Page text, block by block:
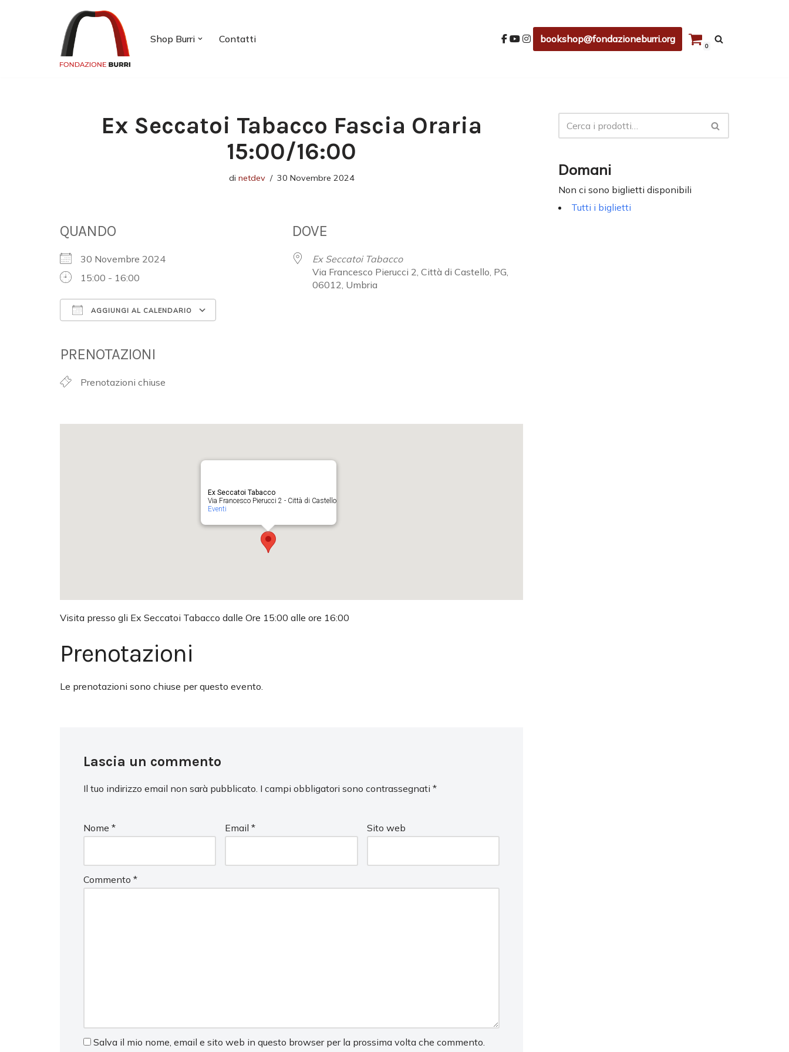
Shop Burri Contatti bookshop@fondazioneburri.org
0
Ex Seccatoi Tabacco Fascia Oraria
15:00/16:00
di netdev 30 Novembre 2024
QUANDO
30 Novembre 2024
15:00 - 16:00
AGGIUNGI AL CALENDARIO
PRENOTAZIONI
Prenotazioni chiuse
DOVE
Ex Seccatoi Tabacco
Via Francesco Pierucci 2, Città di Castello, PG,
06012, Umbria
Ex Seccatoi Tabacco
Via Francesco Pierucci 2 - Città di Castello
Eventi
Visita presso gli Ex Seccatoi Tabacco dalle Ore 15:00 alle ore 16:00
Prenotazioni
Le prenotazioni sono chiuse per questo evento.
Lascia un commento
Il tuo indirizzo email non sarà pubblicato. I campi obbligatori sono contrassegnati *
Nome * Email* Sito web
Commento *
Salva il mio nome, email e sito web in questo browser per la prossima volta che commento.
Domani
Non ci sono biglietti disponibili
Tutti i biglietti